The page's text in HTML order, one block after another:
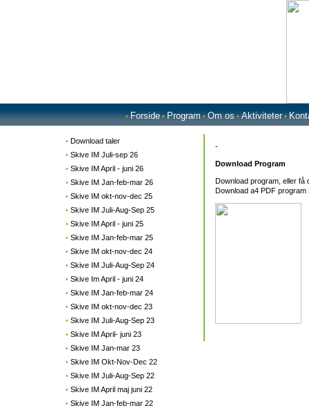
• Forside • Program • Om os • Aktiviteter •
• Download taler
• Skive IM Juli-sep 26
• Skive IM April - juni 26
• Skive IM Jan-feb-mar 26
• Skive IM okt-nov-dec 25
• Skive IM Juli-Aug-Sep 25
• Skive IM April - juni 25
• Skive IM Jan-feb-mar 25
• Skive IM okt-nov-dec 24
• Skive IM Juli-Aug-Sep 24
• Skive Im April - juni 24
• Skive IM Jan-feb-mar 24
• Skive IM okt-nov-dec 23
• Skive IM Juli-Aug-Sep 23
• Skive IM April- juni 23
• Skive IM Jan-mar 23
• Skive IM Okt-Nov-Dec 22
• Skive IM Juli-Aug-Sep 22
• Skive IM April maj juni 22
• Skive IM Jan-feb-mar 22
-
Download Program
Download program, eller få
Download a4 PDF program